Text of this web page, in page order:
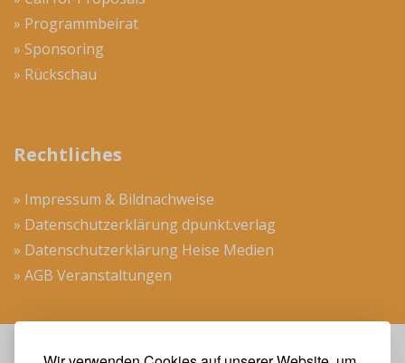
» Programmbeirat
» Sponsoring
» Rückschau
Rechtliches
» Impressum & Bildnachweise
» Datenschutzerklärung dpunkt.verlag
» Datenschutzerklärung Heise Medien
» AGB Veranstaltungen